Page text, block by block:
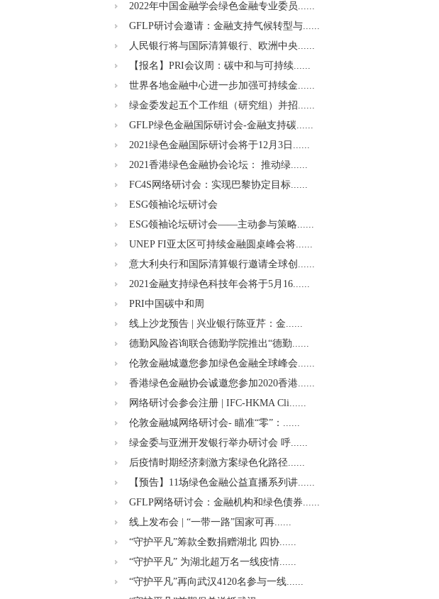
2022年中国金融学会绿色金融专业委员......
GFLP研讨会邀请：金融支持气候转型与......
人民银行将与国际清算银行、欧洲中央......
【报名】PRI会议周：碳中和与可持续......
世界各地金融中心进一步加强可持续金......
绿金委发起五个工作组（研究组）并招......
GFLP绿色金融国际研讨会-金融支持碳......
2021绿色金融国际研讨会将于12月3日......
2021香港绿色金融协会论坛： 推动绿......
​FC4S网络研讨会：实现巴黎协定目标......
ESG领袖论坛研讨会
ESG领袖论坛研讨会——主动参与策略......
UNEP FI亚太区可持续金融圆桌峰会将......
意大利央行和国际清算银行邀请全球创......
2021金融支持绿色科技年会将于5月16......
PRI中国碳中和周
线上沙龙预告 | 兴业银行陈亚芹：金......
德勤风险咨询联合德勤学院推出“德勤......
伦敦金融城邀您参加绿色金融全球峰会......
香港绿色金融协会诚邀您参加2020香港......
网络研讨会参会注册 | IFC-HKMA Cli......
伦敦金融城网络研讨会- 瞄准“零”：......
绿金委与亚洲开发银行举办研讨会 呼......
后疫情时期经济刺激方案绿色化路径......
【预告】11场绿色金融公益直播系列讲......
GFLP网络研讨会：金融机构和绿色债券......
线上发布会 | “一带一路”国家可再......
“守护平凡”筹款全数捐赠湖北 四协......
“守护平凡” 为湖北超万名一线疫情......
“守护平凡”再向武汉4120名参与一线......